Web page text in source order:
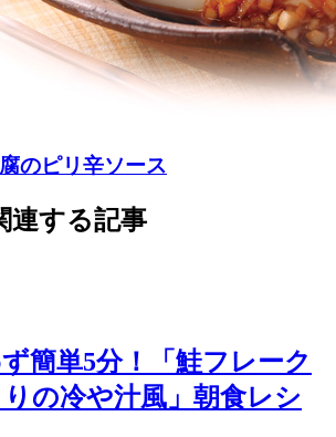
のピリ辛ソース
連する記事
簡単5分！「鮭フレーク
の冷や汁風」朝食レシ